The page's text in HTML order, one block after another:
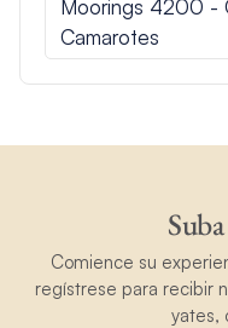
Moorings 4200 -
Camarotes
Comience su
regístrese para recibir
yates,